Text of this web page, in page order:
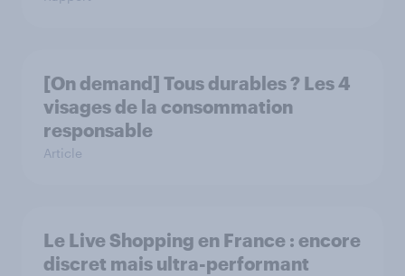
[On demand] Tous durables ? Les 4
visages de la consommation
responsable
Article
Le Live Shopping en France : encore
discret mais ultra-performant